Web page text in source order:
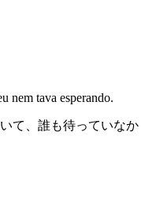
nem tava esperando.
て、誰も待っていなか